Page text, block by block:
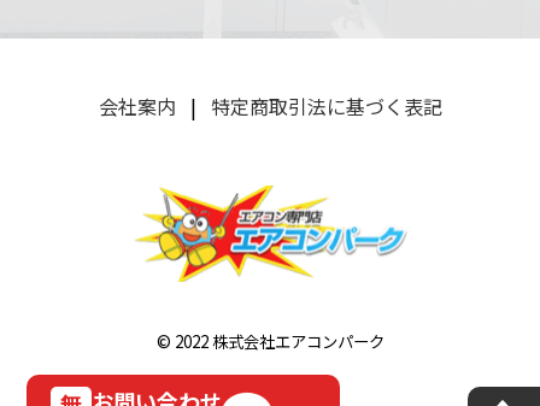
会社案内 | 特定商取引法に基づく表記
© 2022 株式会社エアコンパーク